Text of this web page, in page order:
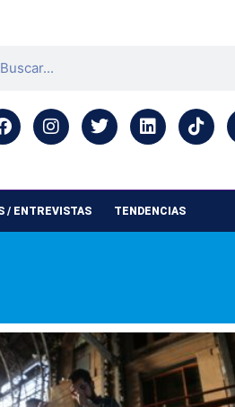
/ ENTREVISTAS TENDENCIAS